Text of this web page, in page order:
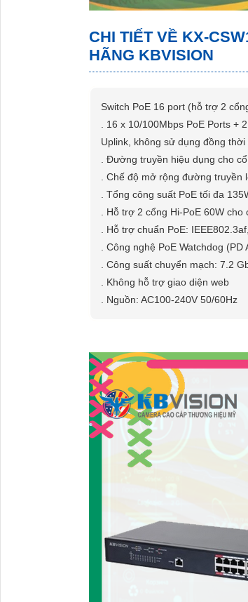
. Hỗ trợ 2 cổng Hi-PoE 60W
. Công nghệ PoE Watchdog (PD
. Công suất chuyển mạch: 7.2
THAM KHẢO SẢN
Switch chia mạng KBvision KX-